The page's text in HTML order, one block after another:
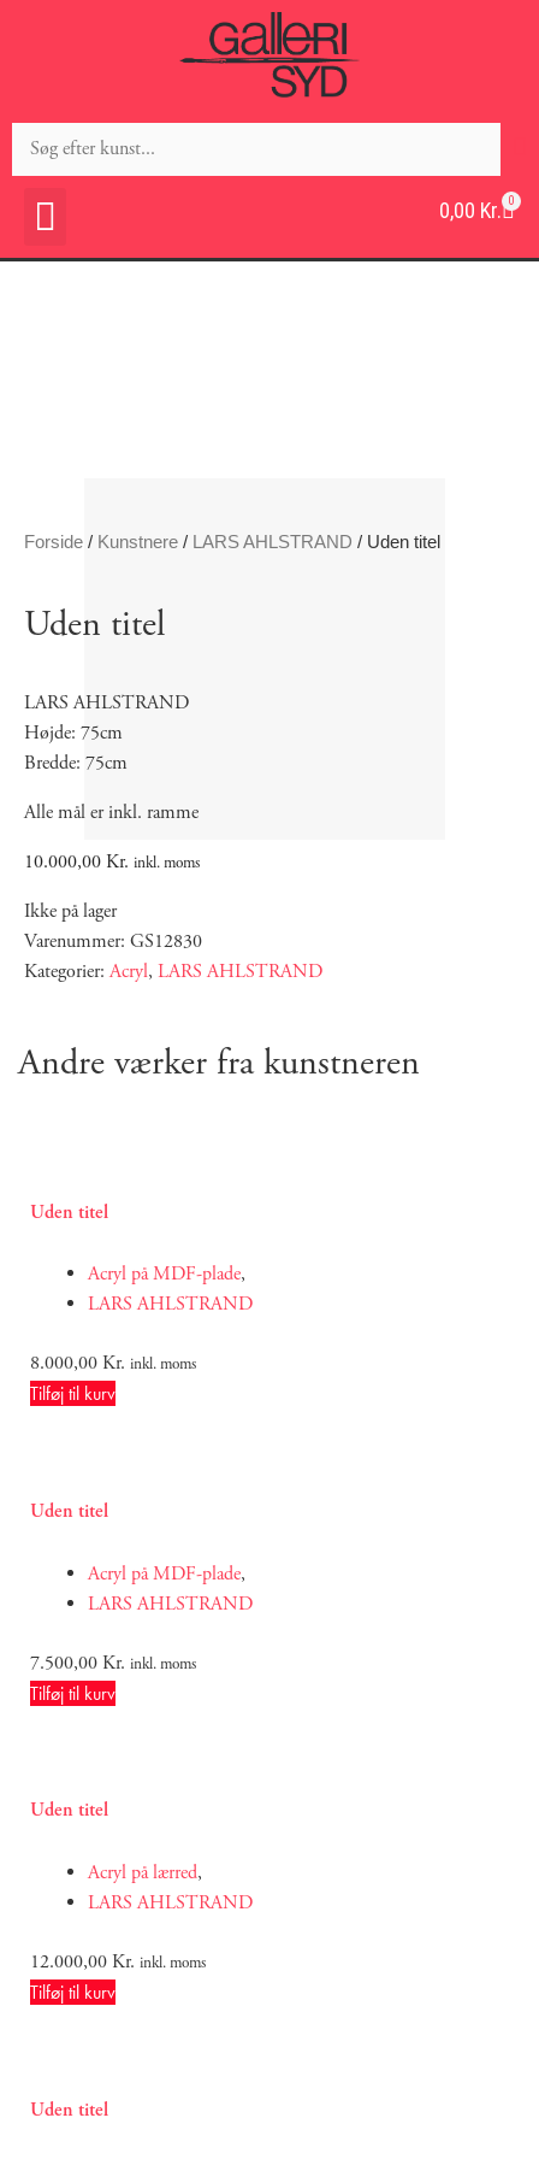
0,00 Kr. 0
Forside / Kunstnere / LARS AHLSTRAND / Uden titel
Uden titel
LARS AHLSTRAND
Højde: 75cm
Bredde: 75cm
Alle mål er inkl. ramme
10.000,00Kr. inkl. moms
Ikke på lager
Varenummer: GS12830
Kategorier:Acryl, LARS AHLSTRAND
Andre værker fra kunstneren
Uden titel
Acryl på MDF-plade,
LARS AHLSTRAND
8.000,00Kr. inkl. moms
Tilføj til kurv
Uden titel
Acryl på MDF-plade,
LARS AHLSTRAND
7.500,00Kr. inkl. moms
Tilføj til kurv
Uden titel
Acryl på lærred,
LARS AHLSTRAND
12.000,00Kr. inkl. moms
Tilføj til kurv
Uden titel